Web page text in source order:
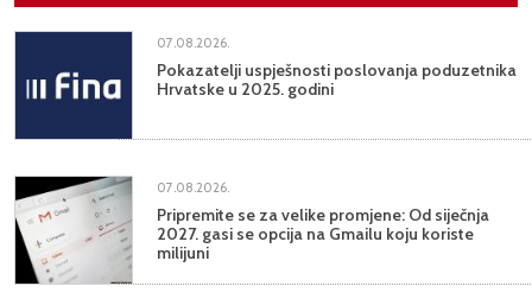
07.08.2026.
Pokazatelji uspješnosti poslovanja poduzetnika
Hrvatske u 2025. godini
07.08.2026.
Pripremite se za velike promjene: Od siječnja
2027. gasi se opcija na Gmailu koju koriste
milijuni